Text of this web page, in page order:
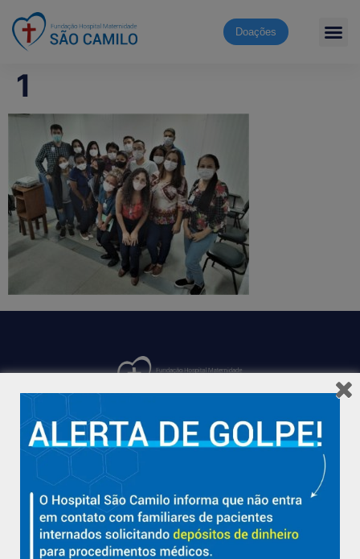
Doações
1
Hospital São Camilo – há mais de 50 anos cuidando da saúde
com qualidade, acolhimento e compromisso com a vida em
Aracruz e região.